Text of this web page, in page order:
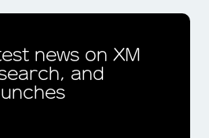
news on XM
and